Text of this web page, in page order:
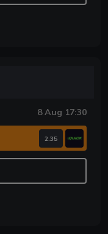
8 Aug 17:30
2.35